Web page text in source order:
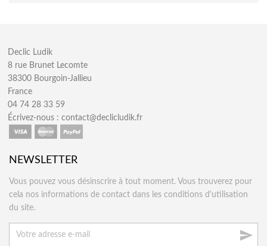
Declic Ludik
8 rue Brunet Lecomte
38300 Bourgoin-Jallieu
France
04 74 28 33 59
Écrivez-nous :contact@declicludik.fr
NEWSLETTER
Vous pouvez vous désinscrire à tout moment. Vous trouverez pour
cela nos informations de contact dans les conditions d'utilisation
du site.
